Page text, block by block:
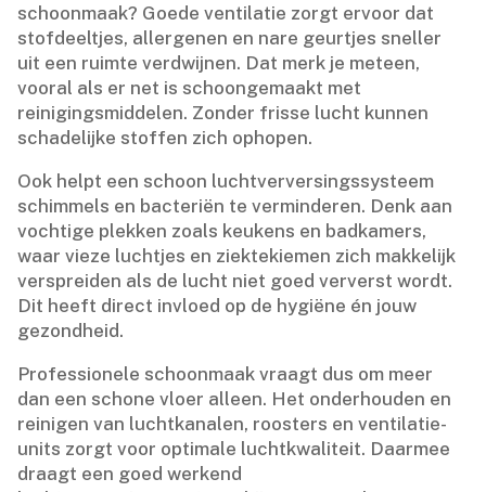
schoonmaak? Goede ventilatie zorgt ervoor dat
stofdeeltjes, allergenen en nare geurtjes sneller
uit een ruimte verdwijnen.​ Dat merk je meteen,
vooral als er net is schoongemaakt met
reinigingsmiddelen.​ Zonder frisse lucht kunnen
schadelijke stoffen zich ophopen.​
Ook helpt een schoon luchtverversingssysteem
schimmels en bacteriën te verminderen.​ Denk aan
vochtige plekken zoals keukens en badkamers,
waar vieze luchtjes en ziektekiemen zich makkelijk
verspreiden als de lucht niet goed ververst wordt.​
Dit heeft direct invloed op de hygiëne én jouw
gezondheid.​
Professionele schoonmaak vraagt dus om meer
dan een schone vloer alleen.​ Het onderhouden en
reinigen van luchtkanalen, roosters en ventilatie-
units zorgt voor optimale luchtkwaliteit.​ Daarmee
draagt een goed werkend